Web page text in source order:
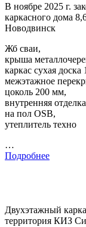
В ноябре 2025 г.
каркасного дома
Новодвинск
Жб сваи,
крыша
каркас сухая доска
межэтажное
цоколь 200 мм,
внутренняя
на пол OSB,
утеплитель техно
…
Подробнее
Двухэтажный
территория КИЗ